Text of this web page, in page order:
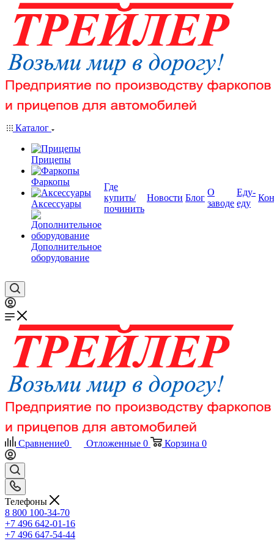
Каталог
Прицепы
Фаркопы
Аксессуары
Дополнительное
оборудование
Где
купить/
починить
Новости Блог
О
заводе
Еду-
еду
Сравнение0 Отложенные 0 Корзина 0
Телефоны
8 800 100-34-70
+7 496 642-01-16
+7 496 647-54-44